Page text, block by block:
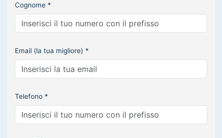
Cognome *
Email (la tua migliore) *
Telefono *